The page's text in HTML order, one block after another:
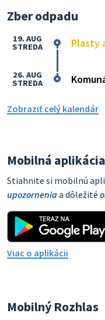
Zber odpadu
Plasty
19. AUG
STREDA
26. AUG
STREDA
Zobraziť celý kalendár
Mobilná aplikácia
Stiahnite si mobilnú
upozorneniaa dôležité
Viac o aplikácii
Mobilný Rozhlas